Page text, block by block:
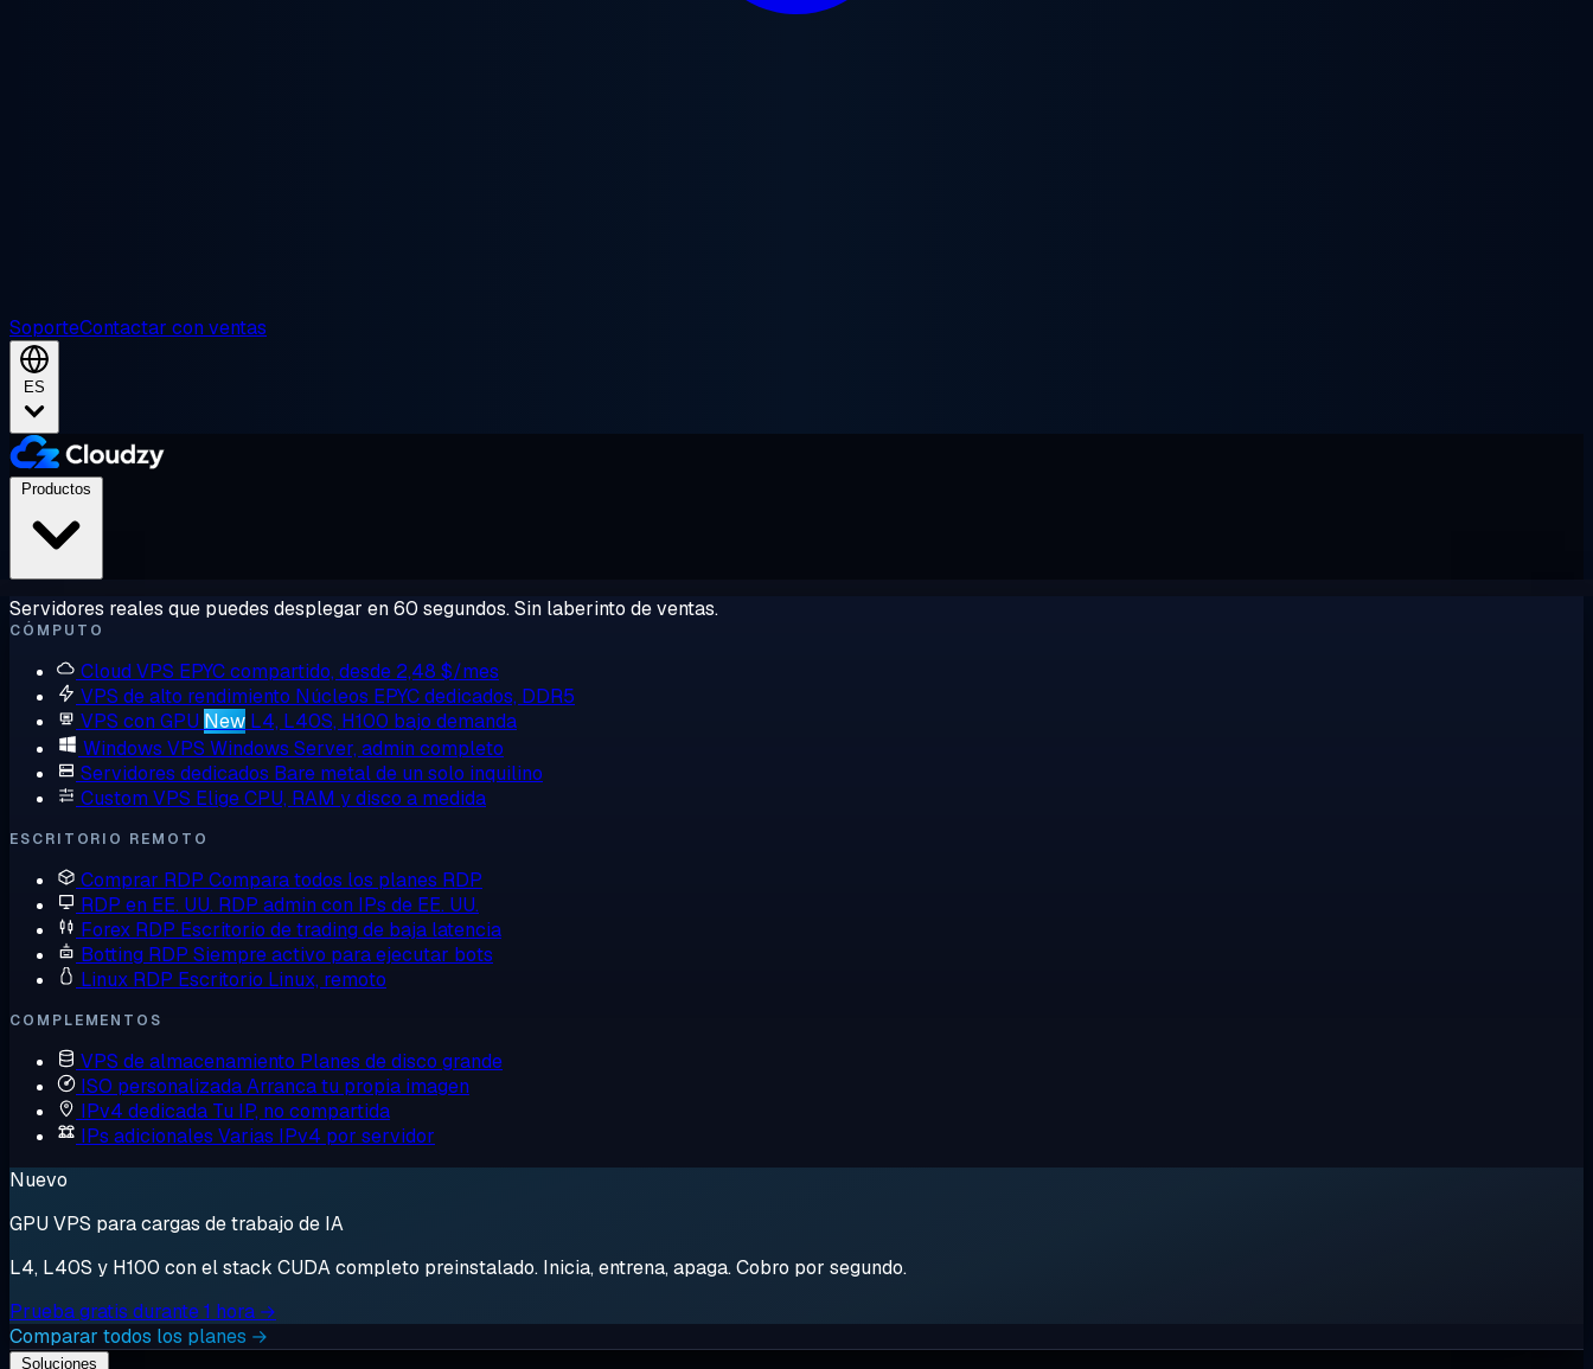
SoporteContactar con ventas
ES
Servidores reales que puedes desplegar en 60 segundos. Sin laberinto de ventas.
CÓMPUTO
Cloud VPS EPYC compartido, desde 2,48 $/mes
VPS de alto rendimiento Núcleos EPYC dedicados, DDR5
VPS con GPU New L4, L40S, H100 bajo demanda
Windows VPS Windows Server, admin completo
Servidores dedicados Bare metal de un solo inquilino
Custom VPS Elige CPU, RAM y disco a medida
ESCRITORIO REMOTO
Comprar RDP Compara todos los planes RDP
RDP en EE. UU. RDP admin con IPs de EE. UU.
Forex RDP Escritorio de trading de baja latencia
Botting RDP Siempre activo para ejecutar bots
Linux RDP Escritorio Linux, remoto
COMPLEMENTOS
VPS de almacenamiento Planes de disco grande
ISO personalizadaArranca tu propia imagen
IPv4 dedicada Tu IP, no compartida
IPs adicionales Varias IPv4 por servidor
Nuevo
GPU VPS para cargas de trabajo de IA
L4, L40S y H100 con el stack CUDA completo preinstalado. Inicia, entrena, apaga. Cobro por segundo.
Prueba gratis durante 1 hora →
Comparar todos los planes →